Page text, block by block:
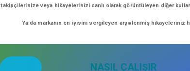
takipçilerinize veya hikayelerinizi canlı olarak görüntüleyen diğer
Ya da markanın en iyisini sergileyen arşivlenmiş
NASIL ÇALIŞIR